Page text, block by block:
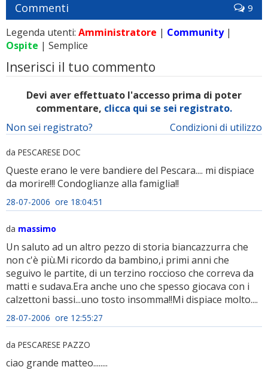
Commenti 9
Legenda utenti: Amministratore | Community|
Ospite | Semplice
Inserisci il tuo commento
Devi aver effettuato l'accesso prima di poter
commentare, clicca qui se sei registrato.
Condizioni di utilizzo
Non sei registrato?
da PESCARESE DOC
Queste erano le vere bandiere del Pescara.... mi dispiace
da morire!!! Condoglianze alla famiglia!!
28-07-2006 ore 18:04:51
da massimo
Un saluto ad un altro pezzo di storia biancazzurra che
non c'è più.Mi ricordo da bambino,i primi anni che
seguivo le partite, di un terzino roccioso che correva da
matti e sudava.Era anche uno che spesso giocava con i
calzettoni bassi...uno tosto insomma!!Mi dispiace molto....
28-07-2006 ore 12:55:27
da PESCARESE PAZZO
ciao grande matteo........